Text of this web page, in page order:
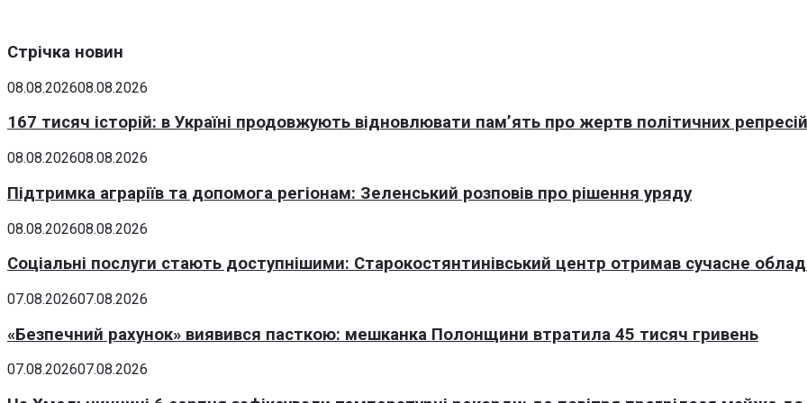
Стрічка новин
08.08.202608.08.2026
167 тисяч історій: в Україні продовжують відновлювати пам’ять про жертв політичних репресій
08.08.202608.08.2026
Підтримка аграріїв та допомога регіонам: Зеленський розповів про рішення уряду
08.08.202608.08.2026
Соціальні послуги стають доступнішими: Старокостянтинівський центр отримав сучасне
07.08.202607.08.2026
«Безпечний рахунок» виявився пасткою: мешканка Полонщини втратила 45 тисяч гривень
07.08.202607.08.2026